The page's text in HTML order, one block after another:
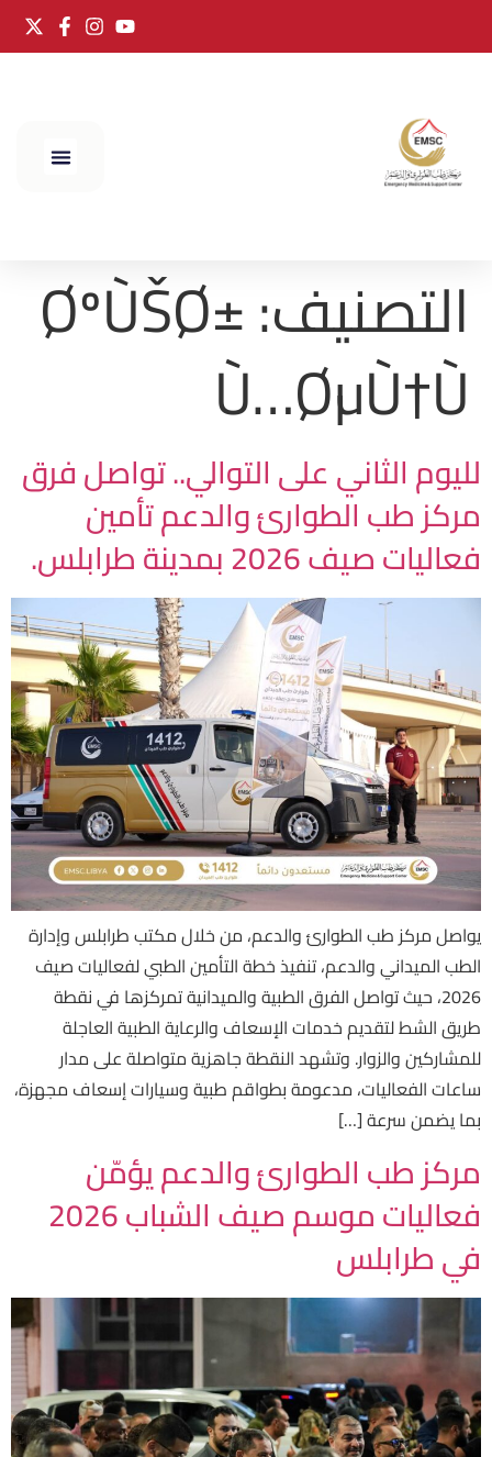
التصنيف:ØºÙŠØ±
Ù…ØµÙ†Ù
لليوم الثاني على التوالي.. تواصل فرق
مركز طب الطوارئ والدعم تأمين
فعاليات صيف 2026 بمدينة طرابلس.
يواصل مركز طب الطوارئ والدعم، من خلال مكتب طرابلس وإدارة
الطب الميداني والدعم، تنفيذ خطة التأمين الطبي لفعاليات صيف
2026، حيث تواصل الفرق الطبية والميدانية تمركزها في نقطة
طريق الشط لتقديم خدمات الإسعاف والرعاية الطبية العاجلة
للمشاركين والزوار. وتشهد النقطة جاهزية متواصلة على مدار
ساعات الفعاليات، مدعومة بطواقم طبية وسيارات إسعاف مجهزة،
بما يضمن سرعة […]
مركز طب الطوارئ والدعم يؤمّن
فعاليات موسم صيف الشباب 2026
في طرابلس